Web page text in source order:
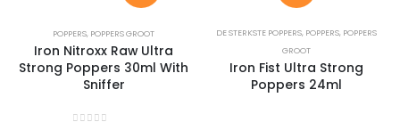
POPPERS, POPPERS GROOT
Iron Nitroxx Raw Ultra
Strong Poppers 30ml With
Sniffer
DE STERKSTE POPPERS, POPPERS, POPPERS
GROOT
Iron Fist Ultra Strong
Poppers 24ml